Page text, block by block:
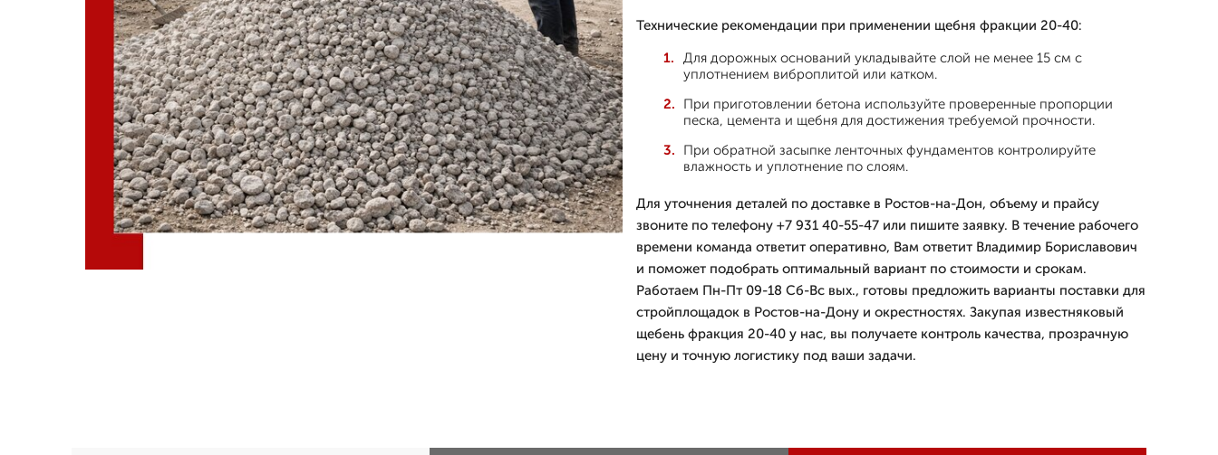
Технические рекомендации при применении щебня фракции 20-40:
Для дорожных оснований укладывайте слой не менее 15 см с
уплотнением виброплитой или катком.
При приготовлении бетона используйте проверенные пропорции
песка, цемента и щебня для достижения требуемой прочности.
При обратной засыпке ленточных фундаментов контролируйте
влажность и уплотнение по слоям.
Для уточнения деталей по доставке в Ростов-на-Дон, объему и прайсу
звоните по телефону +7 931 40-55-47 или пишите заявку. В течение рабочего
времени команда ответит оперативно, Вам ответит Владимир Бориславович
и поможет подобрать оптимальный вариант по стоимости и срокам.
Работаем Пн-Пт 09-18 Сб-Вс вых., готовы предложить варианты поставки для
стройплощадок в Ростов-на-Дону и окрестностях. Закупая известняковый
щебень фракция 20-40 у нас, вы получаете контроль качества, прозрачную
цену и точную логистику под ваши задачи.